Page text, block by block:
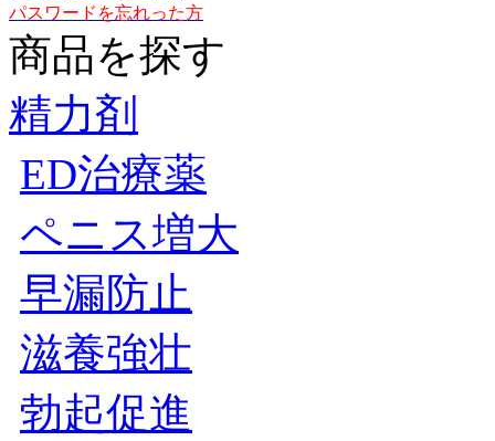
パスワードを忘れった方
商品を探す
精力剤
ED治療薬
ペニス増大
早漏防止
滋養強壮
勃起促進